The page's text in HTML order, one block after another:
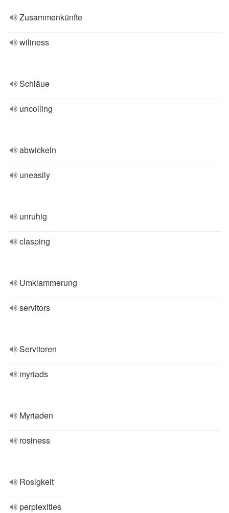
Zusammenkünfte
wiliness
Schläue
uncoiling
abwickeln
uneasily
unruhig
clasping
Umklammerung
servitors
Servitoren
myriads
Myriaden
rosiness
Rosigkeit
perplexities